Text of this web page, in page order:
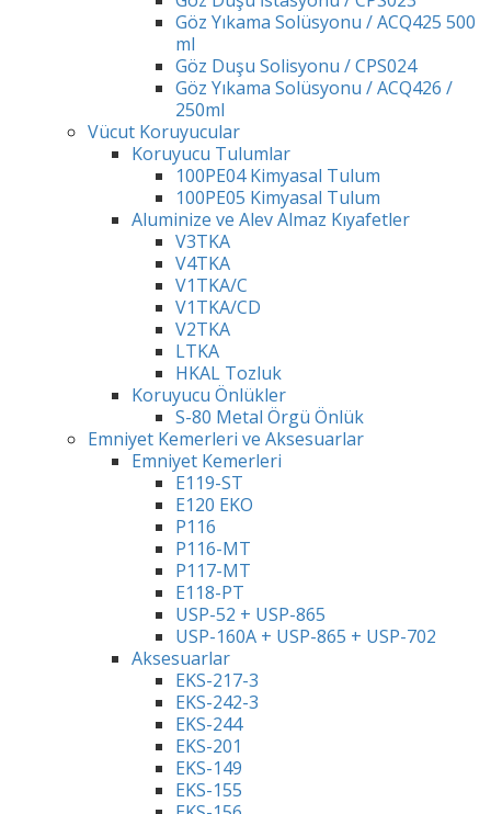
Göz Yıkama Solüsyonu / ACQ425 500
ml
Göz Duşu Solisyonu / CPS024
Göz Yıkama Solüsyonu / ACQ426 /
250ml
Vücut Koruyucular
Koruyucu Tulumlar
100PE04 Kimyasal Tulum
100PE05 Kimyasal Tulum
Aluminize ve Alev Almaz Kıyafetler
V3TKA
V4TKA
V1TKA/C
V1TKA/CD
V2TKA
LTKA
HKAL Tozluk
Koruyucu Önlükler
S-80 Metal Örgü Önlük
Emniyet Kemerleri ve Aksesuarlar
Emniyet Kemerleri
E119-ST
E120 EKO
P116
P116-MT
P117-MT
E118-PT
USP-52 + USP-865
USP-160A + USP-865 + USP-702
Aksesuarlar
EKS-217-3
EKS-242-3
EKS-244
EKS-201
EKS-149
EKS-155